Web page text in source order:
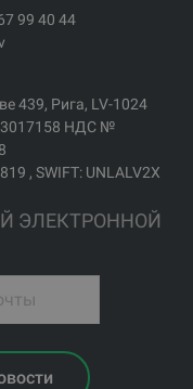
99 40 44
439, Рига, LV-1024
НДС №
, SWIFT: UNLALV2X
ЭЛЕКТРОННОЙ